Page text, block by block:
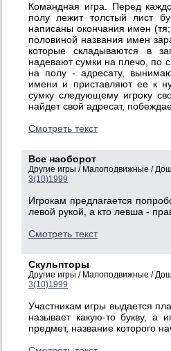
Командная игра. Перед
полу лежит толстый лист
написаны окончания имен
половиной названия имен
которые складываются в
надевают сумки на плечо, по
на полу - адресату,
имени и приставляют ее к
сумку следующему игроку
найдет свой адресат,
Смотреть текст
Все наоборот
Другие игры / Малоподвижные /
3(10)1999
Игрокам предлагается
левой рукой, а кто левша -
Смотреть текст
Скульпторы
Другие игры / Малоподвижные /
3(10)1999
Участникам игры выдается
называет какую-то букву, а
предмет, название которого